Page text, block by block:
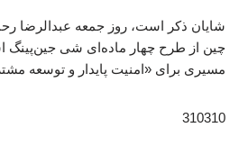
شایان ذکر است، روز جمعه عبدالرضا
چین از طرح چهار ماده‌ای شی جین‌پینگ
مسیری برای «امنیت پایدار و توسعه
310310